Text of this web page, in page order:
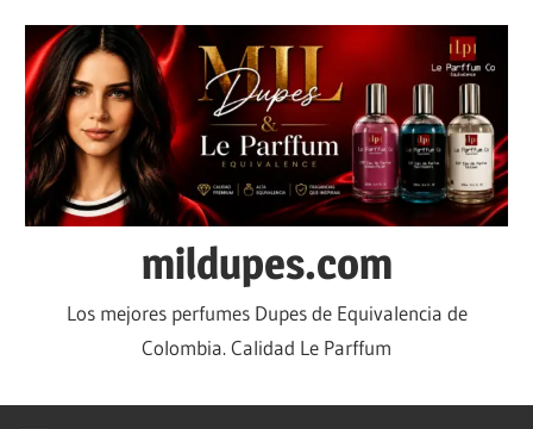
mildupes.com
Los mejores perfumes Dupes de Equivalencia de
Colombia. Calidad Le Parffum